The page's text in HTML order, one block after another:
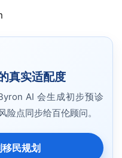
真实适配度
AI 会生成初步预诊
点同步给百伦顾问。
民规划